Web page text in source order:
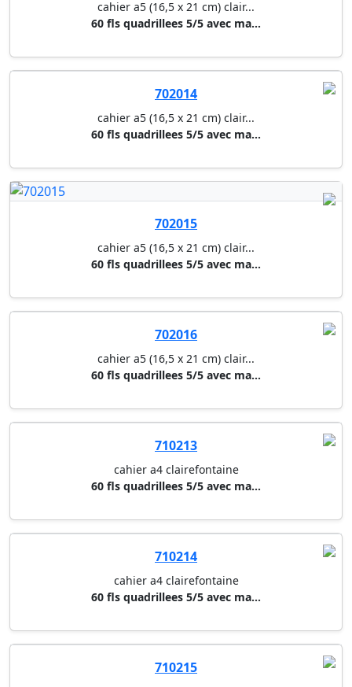
702015
60 fls quadrillees 5/5 avec ma...
702016
60 fls quadrillees 5/5 avec ma...
cahier a4 clairefontaine
60 fls quadrillees 5/5 avec ma...
cahier a4 clairefontaine
60 fls quadrillees 5/5 avec ma...
cahier a4 clairefontaine
60 fls quadrillees 5/5 avec ma...
cahier a4 clairefontaine
60 fls quadrillees 5/5 avec ma...